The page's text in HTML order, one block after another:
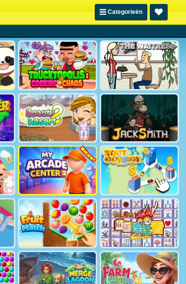
Categorieën